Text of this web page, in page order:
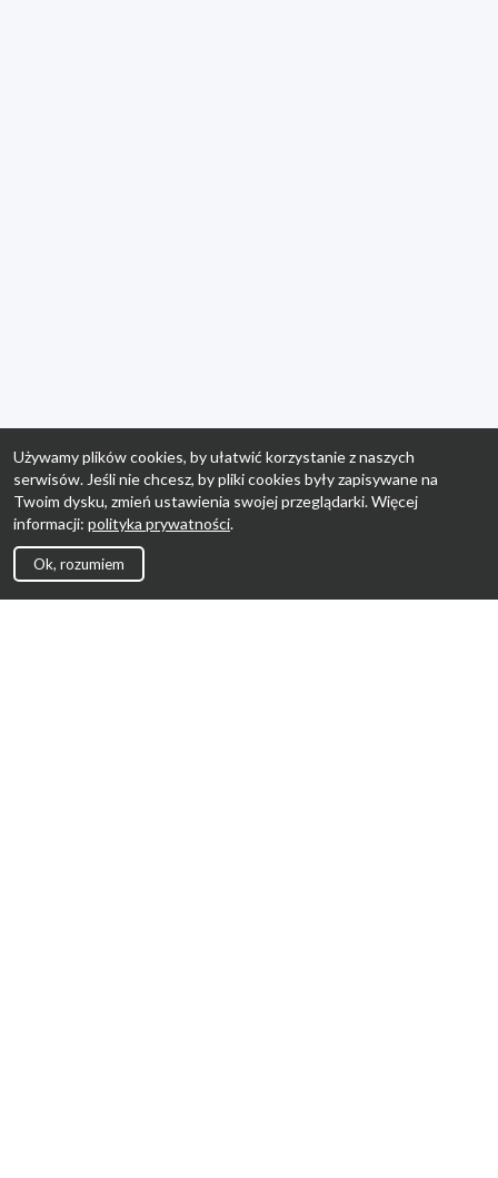
Używamy plików cookies, by ułatwić korzystanie z naszych
serwisów. Jeśli nie chcesz, by pliki cookies były zapisywane na
Twoim dysku, zmień ustawienia swojej przeglądarki. Więcej
informacji: polityka prywatności.
Ok, rozumiem